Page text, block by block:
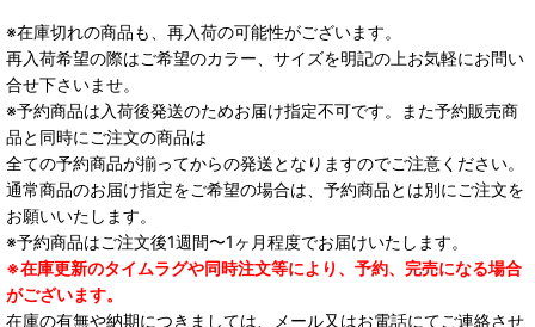
※在庫切れの商品も、再入荷の可能性がございます。
再入荷希望の際はご希望のカラー、サイズを明記の上お気軽にお問い
合せ下さいませ。
※予約商品は入荷後発送のためお届け指定不可です。また予約販売商
品と同時にご注文の商品は
全ての予約商品が揃ってからの発送となりますのでご注意ください。
通常商品のお届け指定をご希望の場合は、予約商品とは別にご注文を
お願いいたします。
※予約商品はご注文後1週間〜1ヶ月程度でお届けいたします。
※在庫更新のタイムラグや同時注文等により、予約、完売になる場合
がございます。
在庫の有無や納期につきましては、メール又はお電話にてご連絡させ